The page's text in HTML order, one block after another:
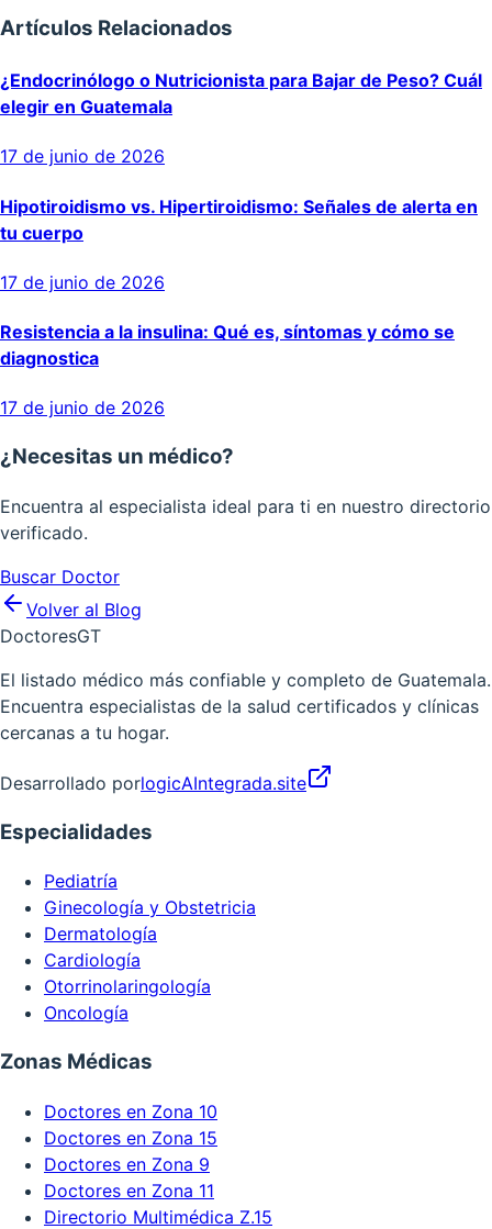
Artículos Relacionados
¿Endocrinólogo o Nutricionista para Bajar de Peso? Cuál
elegir en Guatemala
17 de junio de 2026
Hipotiroidismo vs. Hipertiroidismo: Señales de alerta en
tu cuerpo
17 de junio de 2026
Resistencia a la insulina: Qué es, síntomas y cómo se
diagnostica
17 de junio de 2026
¿Necesitas un médico?
Encuentra al especialista ideal para ti en nuestro directorio
verificado.
Buscar Doctor
Volver al Blog
DoctoresGT
El listado médico más confiable y completo de Guatemala.
Encuentra especialistas de la salud certificados y clínicas
cercanas a tu hogar.
Desarrollado porlogicAIntegrada.site
Especialidades
Pediatría
Ginecología y Obstetricia
Dermatología
Cardiología
Otorrinolaringología
Oncología
Zonas Médicas
Doctores en Zona 10
Doctores en Zona 15
Doctores en Zona 9
Doctores en Zona 11
Directorio Multimédica Z.15